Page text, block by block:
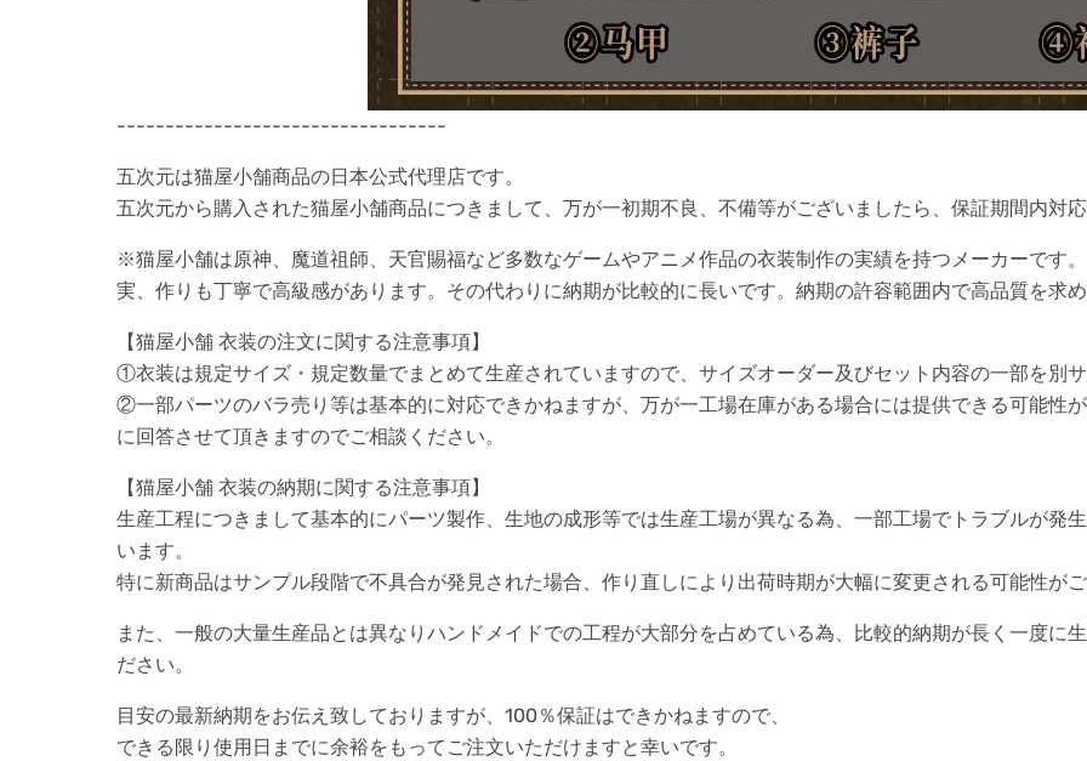
----------------------------------
五次元は猫屋小舗商品の日本公式代理店です。
五次元から購入された猫屋小舗商品につきまして、万が一初期不良、不備等がございましたら、保証期間内対
※猫屋小舗は原神、魔道祖師、天官賜福など多数なゲームやアニメ作品の衣装制作の実績を持つメーカーです
実、作りも丁寧で高級感があります。その代わりに納期が比較的に長いです。納期の許容範囲内で高品質を求
【猫屋小舗 衣装の注文に関する注意事項】
①衣装は規定サイズ・規定数量でまとめて生産されていますので、サイズオーダー及びセット内容の一部を別
②一部パーツのバラ売り等は基本的に対応できかねますが、万が一工場在庫がある場合には提供できる可能性
に回答させて頂きますのでご相談ください。
【猫屋小舗 衣装の納期に関する注意事項】
生産工程につきまして基本的にパーツ製作、生地の成形等では生産工場が異なる為、一部工場でトラブルが発
います。
特に新商品はサンプル段階で不具合が発見された場合、作り直しにより出荷時期が大幅に変更される可能性が
また、一般の大量生産品とは異なりハンドメイドでの工程が大部分を占めている為、比較的納期が長く一度に
ださい。
目安の最新納期をお伝え致しておりますが、100％保証はできかねますので、
できる限り使用日までに余裕をもってご注文いただけますと幸いです。